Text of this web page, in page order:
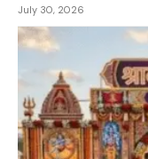
July 30, 2026